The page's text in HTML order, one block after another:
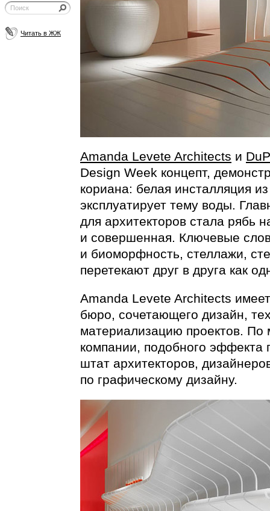
Читать в ЖЖ
Amanda Levete Architects и
Design Week концепт,
кориана: белая инсталляция
эксплуатирует тему воды.
для архитекторов стала рябь
и совершенная. Ключевые
и биоморфность, стеллажи,
перетекают друг в друга как
Amanda Levete Architects
бюро, сочетающего дизайн,
материализацию проектов. По
компании, подобного эффекта
штат архитекторов,
по графическому дизайну.